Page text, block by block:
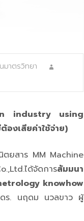
มาตรวิทยา
in industry using
องเสียค่าใช้จ่าย)
ยสาร MM Machine
ได้จัดการสัมมนา
knowhow
ดร. นฤดม นวลขาว ผู้